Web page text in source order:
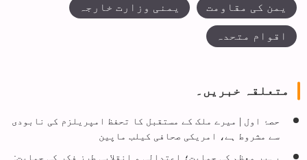
یمن کی مقاومت یمنی وزارت خارجہ
اقوام متحدہ
متعلقہ خبریں۔
حصۂ اول | میرے ملک کے مستقبل کا تحفظ امپریلزم کی نابودی
سے مشروط ہے، امریکی صحافی کیلب ماپین
رہبرِ معظم کی حمایت؛ اعتدالی و انقلابی طرزِ فکر کی حمایت: